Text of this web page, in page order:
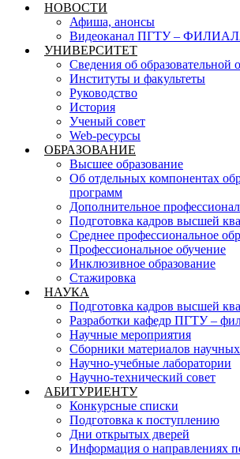
НОВОСТИ
Афиша, анонсы
Видеоканал ПГТУ –
УНИВЕРСИТЕТ
Сведения об образовательной
Институты и факультеты
Руководство
История
Ученый совет
Web-ресурсы
ОБРАЗОВАНИЕ
Высшее образование
Об отдельных компонентах
программ
Дополнительное
Подготовка кадров высшей
Среднее профессиональное
Профессиональное обучение
Инклюзивное образование
Стажировка
НАУКА
Подготовка кадров высшей
Разработки кафедр ПГТУ –
Научные мероприятия
Сборники материалов
Научно-учебные лаборатории
Научно-технический совет
АБИТУРИЕНТУ
Конкурсные списки
Подготовка к поступлению
Дни открытых дверей
Информация о направлениях